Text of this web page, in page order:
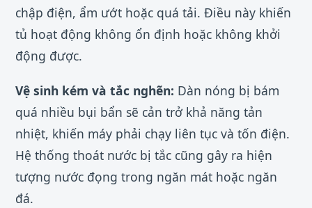
chập điện, ẩm ướt hoặc quá tải. Điều này khiến
tủ hoạt động không ổn định hoặc không khởi
động được.
Vệ sinh kém và tắc nghẽn: Dàn nóng bị bám
quá nhiều bụi bẩn sẽ cản trở khả năng tản
nhiệt, khiến máy phải chạy liên tục và tốn điện.
Hệ thống thoát nước bị tắc cũng gây ra hiện
tượng nước đọng trong ngăn mát hoặc ngăn
đá.